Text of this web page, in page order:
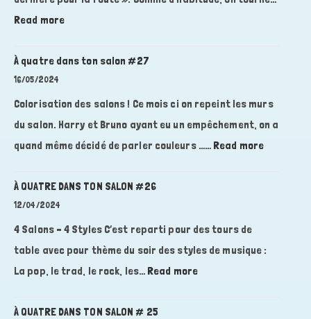
Read more:
salon
#
28
À quatre dans ton salon #27
16/05/2024
Colorisation des salons ! Ce mois ci on repeint les murs
du salon. Harry et Bruno ayant eu un empêchement, on a
quand même décidé de parler couleurs …… Read more:
#27
À QUATRE DANS TON SALON #26
12/04/2024
4 Salons – 4 Styles C’est reparti pour des tours de
table avec pour thème du soir des styles de musique :
La pop, le trad, le rock, les… Read more:
À QUATRE DANS TON SALON # 25